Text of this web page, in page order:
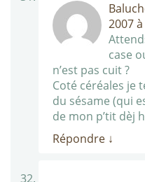
2007
case
n’est pas cuit ?
Coté céréales je
du sésame (qui
de mon p’tit dèj
Répondre ↓